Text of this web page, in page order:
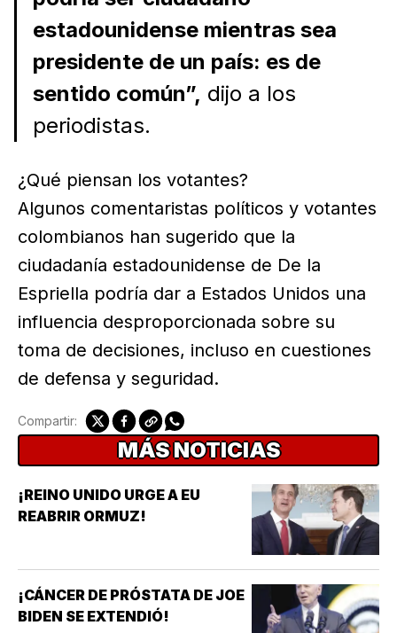
estadounidense mientras sea
presidente de un país: es de
sentido común”, dijo a los
periodistas.
¿Qué piensan los votantes?
Algunos comentaristas políticos y votantes
colombianos han sugerido que la
ciudadanía estadounidense de De la
Espriella podría dar a Estados Unidos una
influencia desproporcionada sobre su
toma de decisiones, incluso en cuestiones
de defensa y seguridad.
Compartir:
MÁS NOTICIAS
¡REINO UNIDO URGE A EU
REABRIR ORMUZ!
¡CÁNCER DE PRÓSTATA DE JOE
BIDEN SE EXTENDIÓ!